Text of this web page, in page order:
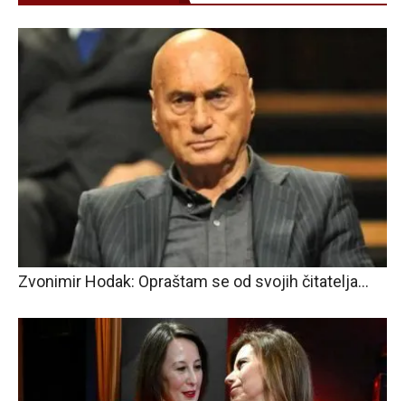
Zvonimir Hodak: Opraštam se od svojih čitatelja…